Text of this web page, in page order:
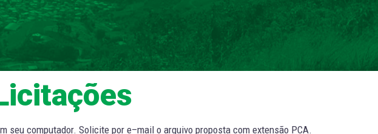
seu computador. Solicite por e–mail o arquivo proposta com extensão PCA.